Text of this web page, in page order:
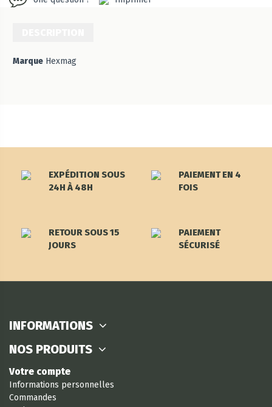
Marque Hexmag
EXPÉDITION SOUS
24H À 48H
PAIEMENT EN 4
FOIS
RETOUR SOUS 15
JOURS
PAIEMENT
SÉCURISÉ
INFORMATIONS
NOS PRODUITS
Votre compte
Informations personnelles
Commandes